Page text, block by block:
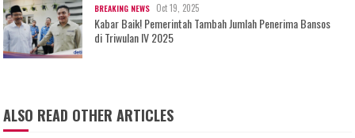
BREAKING NEWS Oct 19, 2025
Kabar Baik! Pemerintah Tambah Jumlah Penerima Bansos
di Triwulan IV 2025
ALSO READ OTHER ARTICLES